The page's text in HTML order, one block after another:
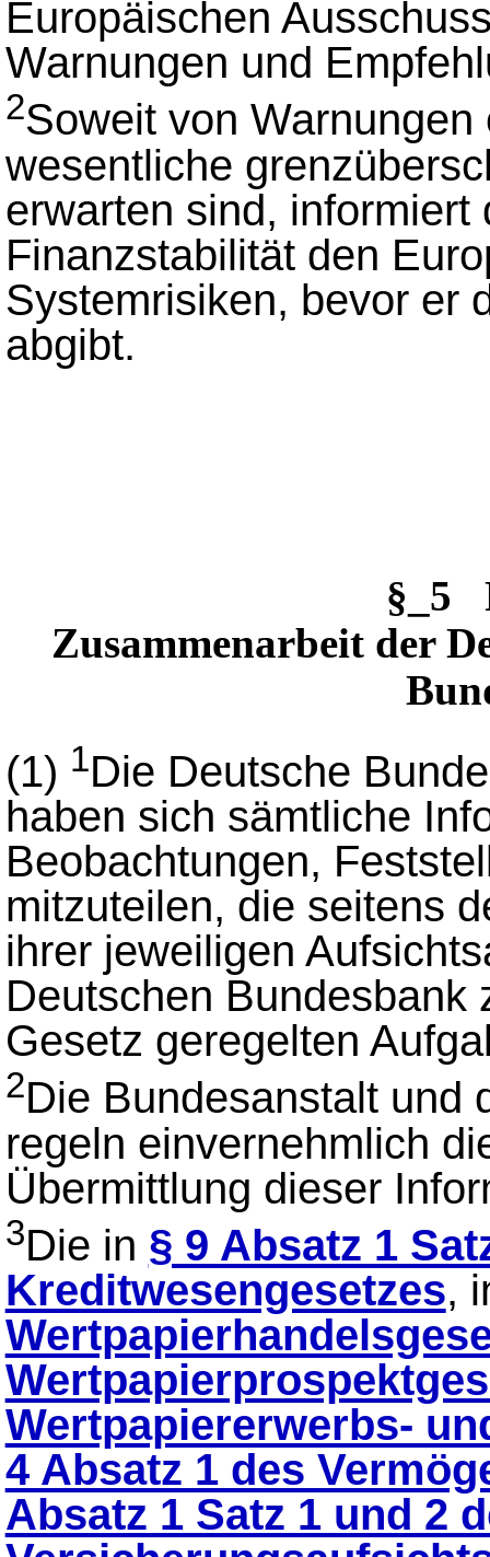
Europäischen
Warnungen und
2Soweit von
wesentliche
erwarten sind, informiert
Finanzstabilität den
Systemrisiken, bevor er
abgibt.
§_5
Zusammenarbeit der
(1) 1Die Deutsche
haben sich sämtliche
Beobachtungen,
mitzuteilen, die seitens
ihrer jeweiligen
Deutschen Bundesbank
Gesetz geregelten
2Die Bundesanstalt und
regeln einvernehmlich
Übermittlung dieser
3Die in § 9 Absatz 1
Kreditwesengesetzes,
Wertpapiererwerbs-
4 Absatz 1 des
Absatz 1 Satz 1 und 2